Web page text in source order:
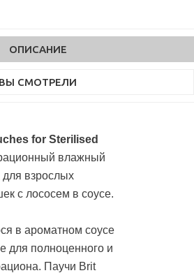
ОПИСАНИЕ
ВЫ СМОТРЕЛИ
for Sterilised
влажный
взрослых
с лососем в соусе.
в ароматном соусе
для полноценного и
Паучи Brit